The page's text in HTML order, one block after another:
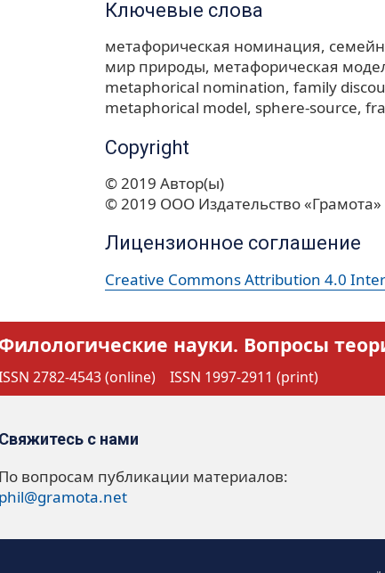
Ключевые слова
метафорическая номинация
мир природы метафорическая
metaphorical nomination family
metaphorical model sphere-source
Copyright
© 2019 Автор(ы)
© 2019 ООО Издательство «Грамота»
Лицензионное соглашение
Creative Commons Attribution 4.0
Филологические науки. Вопросы
2782-4543 (online) ISSN 1997-2911 (print)
Свяжитесь с нами
По вопросам публикации материалов:
phil@gramota.net